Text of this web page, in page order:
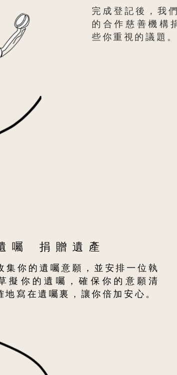
完成登記後，我
的合作慈善機構
些你重視的議題。
囑 捐贈遺產
集你的遺囑意願，並安排一位執
擬你的遺囑，確保你的意願清
地寫在遺囑裏，讓你倍加安心。